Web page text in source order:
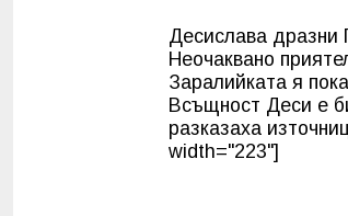
Десислава дразни
Неочаквано
Заралийката я
Всъщност Деси е
разказаха
width="223"]